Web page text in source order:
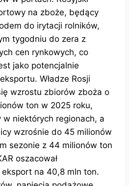
na zboże, będący
do irytacji rolników,
tygodniu do zera z
cen rynkowych, co
jako potencjalnie
Władze Rosji
wzrostu zbiorów zboża o
ton w 2025 roku,
w niektórych regionach, a
wzrośnie do 45 milionów
sezonie z 44 milionów ton
oszacował
eksport na 40,8 mln ton.